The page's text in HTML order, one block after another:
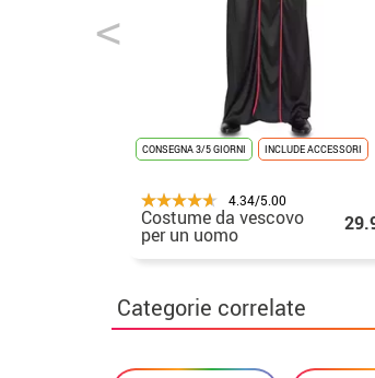
CONSEGNA 3/5 GIORNI INCLUDE ACCESSORI
4.34/5.00
Costume da vescovo
per un uomo
Categorie correlate